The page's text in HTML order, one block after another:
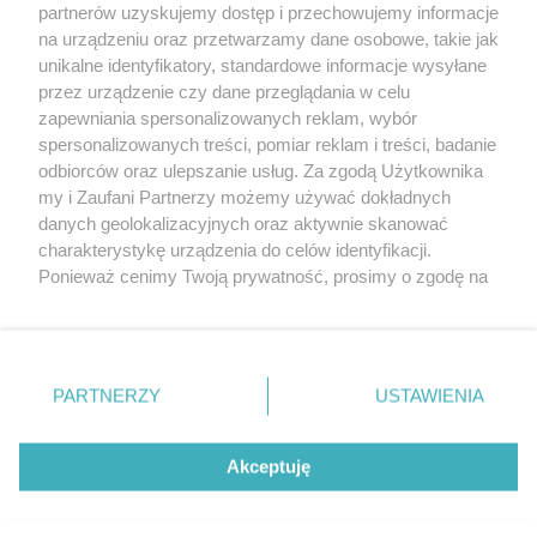
Pokaż więcej
Reklama Tematy Archiwum artykułów
Strona korzysta z plików cookies w celu realizacji usług. Pozostając na niej,
wyrażasz zgodę na ich wykorzystanie. Więcej informacji w polityce
prywatności.
partnerów uzyskujemy dostęp i przechowujemy informacje
na urządzeniu oraz przetwarzamy dane osobowe, takie jak
unikalne identyfikatory, standardowe informacje wysyłane
przez urządzenie czy dane przeglądania w celu
zapewniania spersonalizowanych reklam, wybór
spersonalizowanych treści, pomiar reklam i treści, badanie
odbiorców oraz ulepszanie usług. Za zgodą Użytkownika
my i Zaufani Partnerzy możemy używać dokładnych
danych geolokalizacyjnych oraz aktywnie skanować
charakterystykę urządzenia do celów identyfikacji.
Ponieważ cenimy Twoją prywatność, prosimy o zgodę na
znajdujący się w lewym dolnym rogu strony
. Niektóre
rodzaje przetwarzania danych nie wymagają zgody
użytkownika, ale masz prawo sprzeciwić się takiemu
przetwarzaniu. Preferencje będą miały zastosowania tylko
na tej witrynie.
PARTNERZY USTAWIENIA
Akceptuję